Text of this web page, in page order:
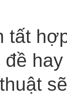
tất